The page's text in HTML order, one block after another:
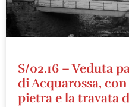
S/02.16 – Veduta
di Acquarossa,
pietra e la travata